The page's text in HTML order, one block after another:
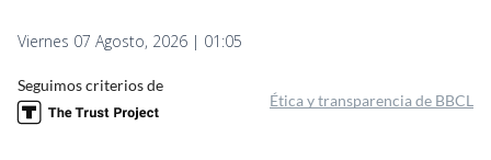
Viernes 07 Agosto, 2026 | 01:05
Seguimos criterios de
Ética y transparencia de BBCL